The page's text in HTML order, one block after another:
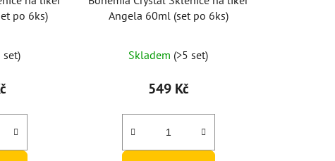
po 6ks)
set)
Angela 60ml (set po 6ks)
Skladem (>5 set)
549 Kč